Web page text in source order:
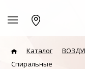
Каталог
Спиральные